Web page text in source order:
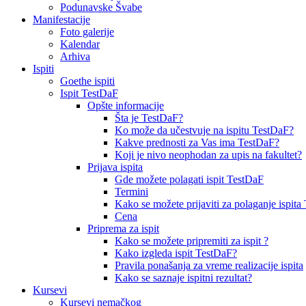
Podunavske Švabe
Manifestacije
Foto galerije
Kalendar
Arhiva
Ispiti
Goethe ispiti
Ispit TestDaF
Opšte informacije
Šta je TestDaF?
Ko može da učestvuje na ispitu TestDaF?
Kakve prednosti za Vas ima TestDaF?
Koji je nivo neophodan za upis na fakultet?
Prijava ispita
Gde možete polagati ispit TestDaF
Termini
Kako se možete prijaviti za polaganje ispita
Cena
Priprema za ispit
Kako se možete pripremiti za ispit ?
Kako izgleda ispit TestDaF?
Pravila ponašanja za vreme realizacije ispita
Kako se saznaje ispitni rezultat?
Kursevi
Kursevi nemačkog